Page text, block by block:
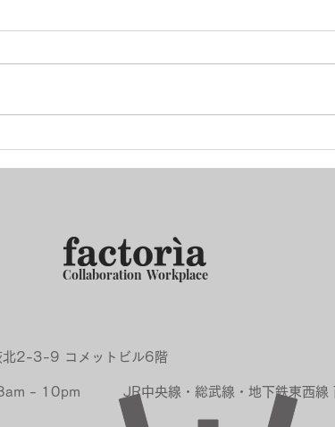
ポルトガルスタートアップ、
エコシステムを学ぶ旅を終え
起
販
Collaboration Workplace
北2-3-9 コメットビル6階
- 10pm JR中央線・総武線・地下鉄東西線